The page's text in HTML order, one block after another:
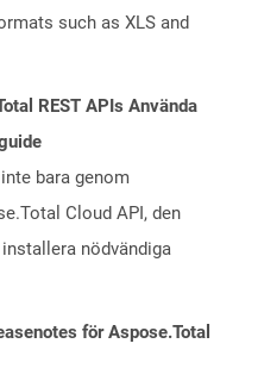
such as XLS and
REST APIs Använda
bara genom
Cloud API, den
nödvändiga
för Aspose.Total